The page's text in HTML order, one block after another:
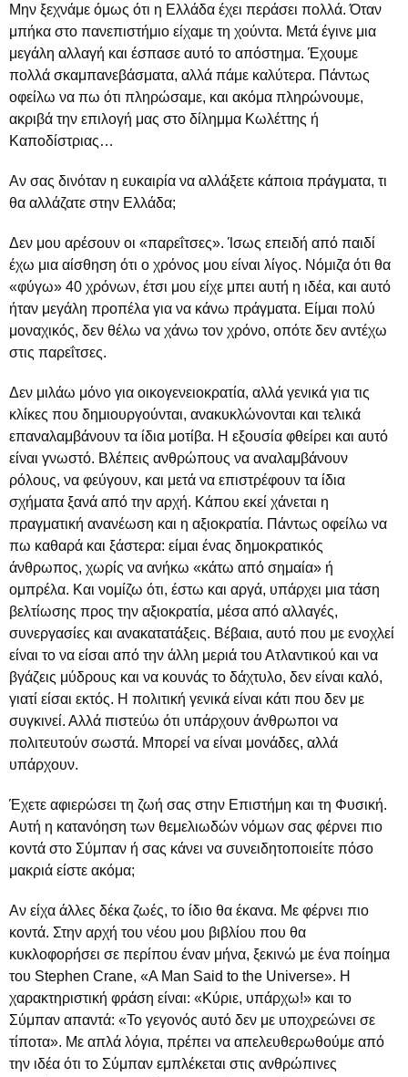
Μην ξεχνάμε όμως ότι η Ελλάδα έχει περάσει πολλά. Όταν
μπήκα στο πανεπιστήμιο είχαμε τη χούντα. Μετά έγινε μια
μεγάλη αλλαγή και έσπασε αυτό το απόστημα. Έχουμε
πολλά σκαμπανεβάσματα, αλλά πάμε καλύτερα. Πάντως
οφείλω να πω ότι πληρώσαμε, και ακόμα πληρώνουμε,
ακριβά την επιλογή μας στο δίλημμα Κωλέττης ή
Καποδίστριας…
Αν σας δινόταν η ευκαιρία να αλλάξετε κάποια πράγματα, τι
θα αλλάζατε στην Ελλάδα;
Δεν μου αρέσουν οι «παρεΐτσες». Ίσως επειδή από παιδί
έχω μια αίσθηση ότι ο χρόνος μου είναι λίγος. Νόμιζα ότι θα
«φύγω» 40 χρόνων, έτσι μου είχε μπει αυτή η ιδέα, και αυτό
ήταν μεγάλη προπέλα για να κάνω πράγματα. Είμαι πολύ
μοναχικός, δεν θέλω να χάνω τον χρόνο, οπότε δεν αντέχω
στις παρεΐτσες.
Δεν μιλάω μόνο για οικογενειοκρατία, αλλά γενικά για τις
κλίκες που δημιουργούνται, ανακυκλώνονται και τελικά
επαναλαμβάνουν τα ίδια μοτίβα. Η εξουσία φθείρει και αυτό
είναι γνωστό. Βλέπεις ανθρώπους να αναλαμβάνουν
ρόλους, να φεύγουν, και μετά να επιστρέφουν τα ίδια
σχήματα ξανά από την αρχή. Κάπου εκεί χάνεται η
πραγματική ανανέωση και η αξιοκρατία. Πάντως οφείλω να
πω καθαρά και ξάστερα: είμαι ένας δημοκρατικός
άνθρωπος, χωρίς να ανήκω «κάτω από σημαία» ή
ομπρέλα. Και νομίζω ότι, έστω και αργά, υπάρχει μια τάση
βελτίωσης προς την αξιοκρατία, μέσα από αλλαγές,
συνεργασίες και ανακατατάξεις. Βέβαια, αυτό που με ενοχλεί
είναι το να είσαι από την άλλη μεριά του Ατλαντικού και να
βγάζεις μύδρους και να κουνάς το δάχτυλο, δεν είναι καλό,
γιατί είσαι εκτός. Η πολιτική γενικά είναι κάτι που δεν με
συγκινεί. Αλλά πιστεύω ότι υπάρχουν άνθρωποι να
πολιτευτούν σωστά. Μπορεί να είναι μονάδες, αλλά
υπάρχουν.
Έχετε αφιερώσει τη ζωή σας στην Επιστήμη και τη Φυσική.
Αυτή η κατανόηση των θεμελιωδών νόμων σας φέρνει πιο
κοντά στο Σύμπαν ή σας κάνει να συνειδητοποιείτε πόσο
μακριά είστε ακόμα;
Αν είχα άλλες δέκα ζωές, το ίδιο θα έκανα. Με φέρνει πιο
κοντά. Στην αρχή του νέου μου βιβλίου που θα
κυκλοφορήσει σε περίπου έναν μήνα, ξεκινώ με ένα ποίημα
του Stephen Crane, «A Man Said to the Universe». Η
χαρακτηριστική φράση είναι: «Κύριε, υπάρχω!» και το
Σύμπαν απαντά: «Το γεγονός αυτό δεν με υποχρεώνει σε
τίποτα». Με απλά λόγια, πρέπει να απελευθερωθούμε από
την ιδέα ότι το Σύμπαν εμπλέκεται στις ανθρώπινες